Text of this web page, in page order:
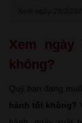
Xem ngày
không?
Quý bạn đang
hành tốt không?